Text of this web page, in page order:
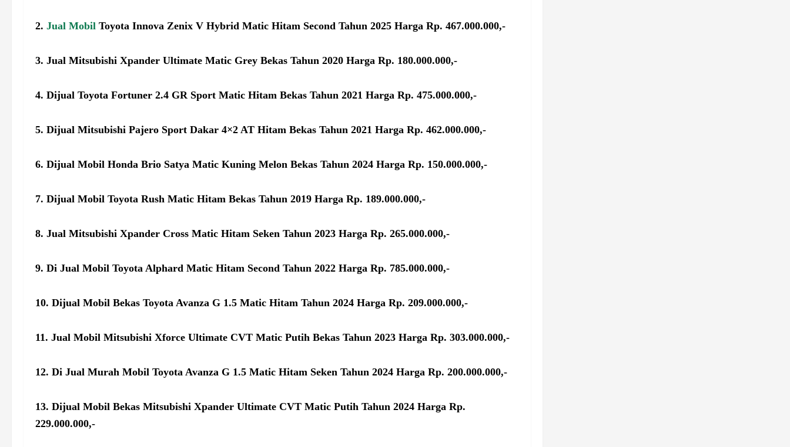
2. Jual Mobil Toyota Innova Zenix V Hybrid Matic Hitam Second Tahun 2025 Harga Rp. 467.000.000,-
3. Jual Mitsubishi Xpander Ultimate Matic Grey Bekas Tahun 2020 Harga Rp. 180.000.000,-
4. Dijual Toyota Fortuner 2.4 GR Sport Matic Hitam Bekas Tahun 2021 Harga Rp. 475.000.000,-
5. Dijual Mitsubishi Pajero Sport Dakar 4×2 AT Hitam Bekas Tahun 2021 Harga Rp. 462.000.000,-
6. Dijual Mobil Honda Brio Satya Matic Kuning Melon Bekas Tahun 2024 Harga Rp. 150.000.000,-
7. Dijual Mobil Toyota Rush Matic Hitam Bekas Tahun 2019 Harga Rp. 189.000.000,-
8. Jual Mitsubishi Xpander Cross Matic Hitam Seken Tahun 2023 Harga Rp. 265.000.000,-
9. Di Jual Mobil Toyota Alphard Matic Hitam Second Tahun 2022 Harga Rp. 785.000.000,-
10. Dijual Mobil Bekas Toyota Avanza G 1.5 Matic Hitam Tahun 2024 Harga Rp. 209.000.000,-
11. Jual Mobil Mitsubishi Xforce Ultimate CVT Matic Putih Bekas Tahun 2023 Harga Rp. 303.000.000,-
12. Di Jual Murah Mobil Toyota Avanza G 1.5 Matic Hitam Seken Tahun 2024 Harga Rp. 200.000.000,-
13. Dijual Mobil Bekas Mitsubishi Xpander Ultimate CVT Matic Putih Tahun 2024 Harga Rp.
229.000.000,-